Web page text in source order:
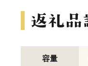
容量